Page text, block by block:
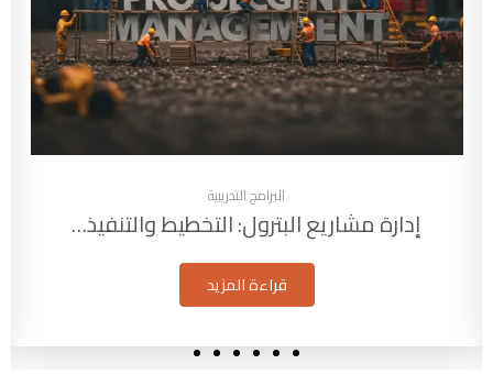
البرامج التدريبية
إدارة مشاريع البترول: التخطيط والتنفيذ…
قراءة المزيد